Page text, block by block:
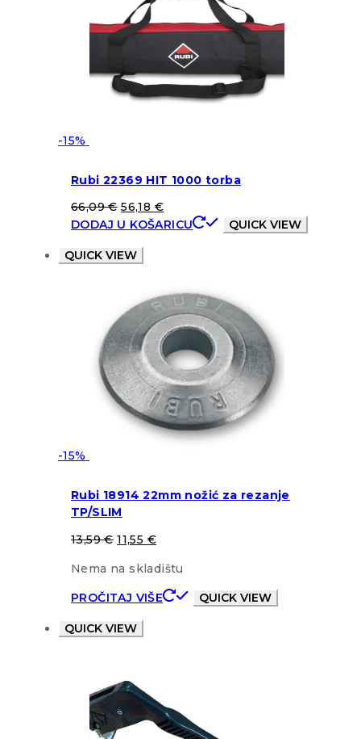
-15%
Rubi 22369 HIT 1000 torba
66,09€ 56,18 €
DODAJ U KOŠARICU
QUICK VIEW
QUICK VIEW
-15%
Rubi 18914 22mm nožić za rezanje
TP/SLIM
13,59€ 11,55 €
Nema na skladištu
PROČITAJ VIŠE
QUICK VIEW
QUICK VIEW